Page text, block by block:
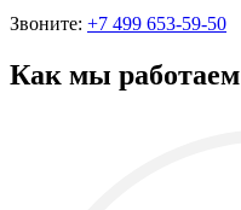
Звоните: +7 499 653-59-50
Как мы работаем